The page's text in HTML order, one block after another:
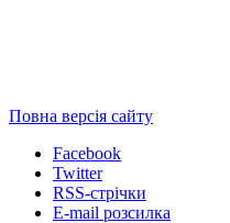
Повна версія сайту
Facebook
Twitter
RSS-стрічки
E-mail розсилка